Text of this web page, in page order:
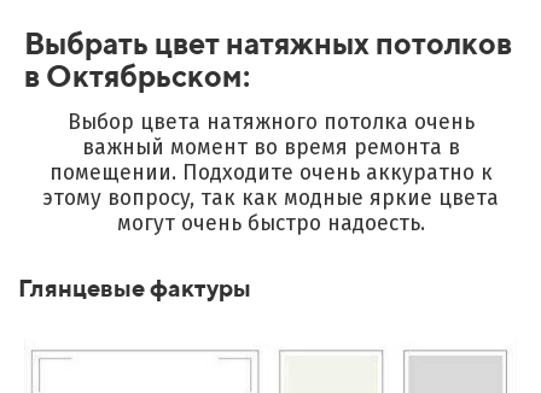
Выбрать цвет натяжных потолков
в Октябрьском:
Выбор цвета натяжного потолка очень
важный момент во время ремонта в
помещении.Подходите очень аккуратно к
этому вопросу, так как модные яркие цвета
могут очень быстро надоесть.
Глянцевые фактуры